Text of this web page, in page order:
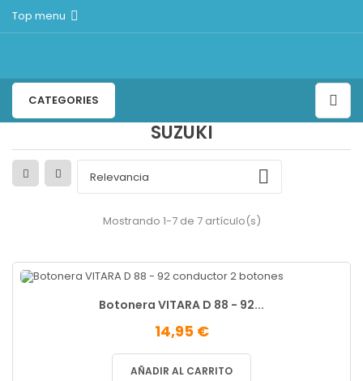
Top menu 
CATEGORIES
SUZUKI
Relevancia 
Mostrando 1-7 de 7 artículo(s)
Botonera VITARA D 88 - 92...
14,95 €
AÑADIR AL CARRITO